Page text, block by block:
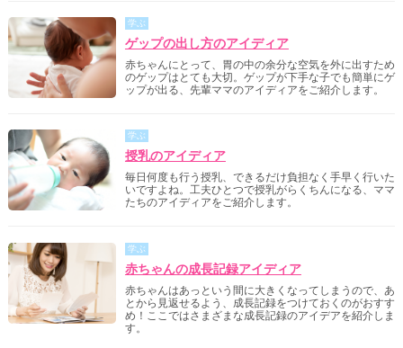
学ぶ
ゲップの出し方のアイディア
赤ちゃんにとって、胃の中の余分な空気を外に出すため
のゲップはとても大切。ゲップが下手な子でも簡単にゲ
ップが出る、先輩ママのアイディアをご紹介します。
学ぶ
授乳のアイディア
毎日何度も行う授乳、できるだけ負担なく手早く行いた
いですよね。工夫ひとつで授乳がらくちんになる、ママ
たちのアイディアをご紹介します。
学ぶ
赤ちゃんの成長記録アイディア
赤ちゃんはあっという間に大きくなってしまうので、あ
とから見返せるよう、成長記録をつけておくのがおすす
め！ここではさまざまな成長記録のアイデアを紹介しま
す。